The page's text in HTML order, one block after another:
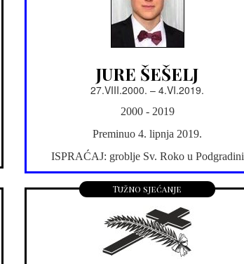
JURE ŠEŠELJ
27.VIII.2000. – 4.VI.2019.
2000 - 2019
Preminuo 4. lipnja 2019.
ISPRAĆAJ: groblje Sv. Roko u Podgradini
Tužno sjećanje